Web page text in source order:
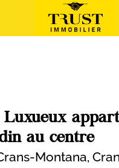
Luxueux
au centre
Montana,